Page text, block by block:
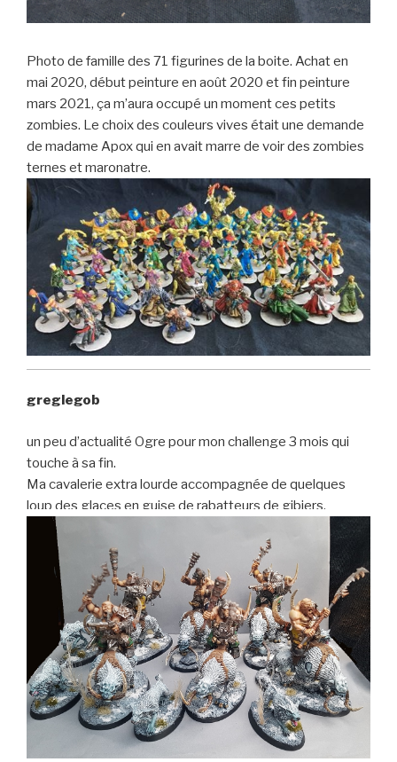
Photo de famille des 71 figurines de la boite. Achat en
mai 2020, début peinture en août 2020 et fin peinture
mars 2021, ça m’aura occupé un moment ces petits
zombies. Le choix des couleurs vives était une demande
de madame Apox qui en avait marre de voir des zombies
ternes et maronatre.
greglegob
un peu d’actualité Ogre pour mon challenge 3 mois qui
touche à sa fin.
Ma cavalerie extra lourde accompagnée de quelques
loup des glaces en guise de rabatteurs de gibiers.